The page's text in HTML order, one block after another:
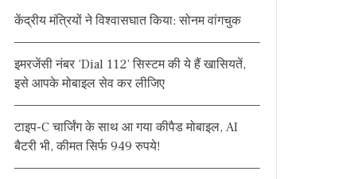
केंद्रीय मंत्रियों ने विश्वासघात किया: सोनम वांगचुक
इमरजेंसी नंबर ‘Dial 112’ सिस्टम की ये हैं खासियतें,
इसे आपके मोबाइल सेव कर लीजिए
टाइप-C चार्जिंग के साथ आ गया कीपैड मोबाइल, AI
बैटरी भी, कीमत सिर्फ 949 रुपये!